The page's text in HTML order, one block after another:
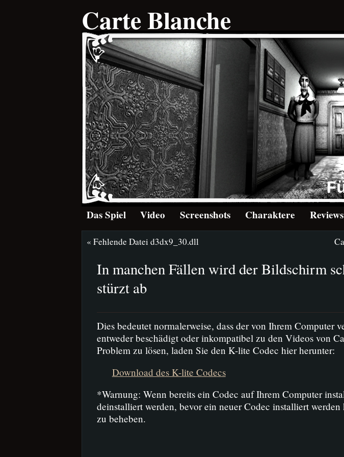
Carte Blanche
Das Spiel Video Screenshots Charaktere Reviews
« Fehlende Datei d3dx9_30.dll
In manchen Fällen wird der Bildschirm
stürzt ab
Dies bedeutet normalerweise, dass der von Ihrem Computer
entweder beschädigt oder inkompatibel zu den Videos von
Problem zu lösen, laden Sie den K-lite Codec hier herunter:
Download des K-lite Codecs
*Warnung: Wenn bereits ein Codec auf Ihrem Computer
deinstalliert werden, bevor ein neuer Codec installiert
zu beheben.